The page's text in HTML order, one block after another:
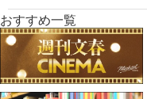
おすすめ一覧